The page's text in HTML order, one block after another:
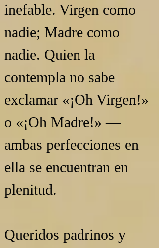
inefable. Virgen como
nadie; Madre como
nadie. Quien la
contempla no sabe
exclamar «¡Oh Virgen!»
o «¡Oh Madre!» —
ambas perfecciones en
ella se encuentran en
plenitud.
Queridos padrinos y